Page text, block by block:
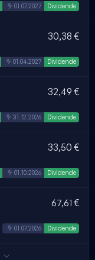
Automatisch erstellt
01.07.2027 Dividende
30,38 €
Automatisch erstellt
01.04.2027 Dividende
32,49 €
Automatisch erstellt
31.12.2026 Dividende
33,50 €
Automatisch erstellt
01.10.2026 Dividende
67,61 €
Automatisch erstellt
01.07.2026 Dividende